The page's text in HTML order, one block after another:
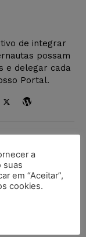
de integrar
possam
e delegar cada
Portal.
Comments
a
suas
em “Aceitar”,
cookies.